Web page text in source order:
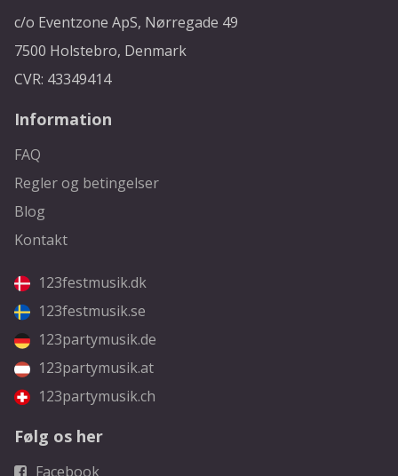
c/o Eventzone ApS, Nørregade 49
7500 Holstebro, Denmark
CVR: 43349414
Information
FAQ
Regler og betingelser
Blog
Kontakt
123festmusik.dk
123festmusik.se
123partymusik.de
123partymusik.at
123partymusik.ch
Følg os her
Facebook